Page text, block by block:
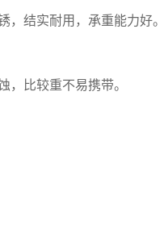
，结实耐用，承重能力好。
，比较重不易携带。